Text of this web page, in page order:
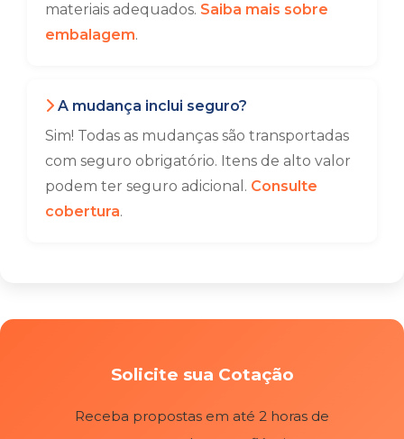
materiais adequados. Saiba mais sobre
embalagem.
A mudança inclui seguro?
Sim! Todas as mudanças são transportadas
com seguro obrigatório. Itens de alto valor
podem ter seguro adicional. Consulte
cobertura.
Solicite sua Cotação
Receba propostas em até 2 horas de